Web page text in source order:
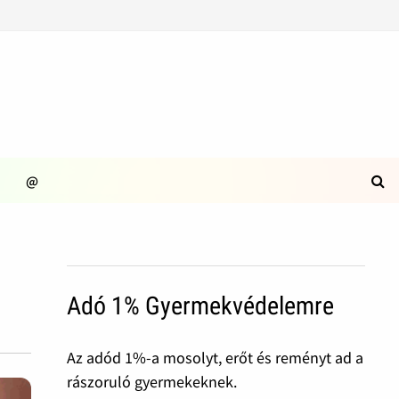
@
Adó 1% Gyermekvédelemre
Az adód 1%-a mosolyt, erőt és reményt ad a
rászoruló gyermekeknek.